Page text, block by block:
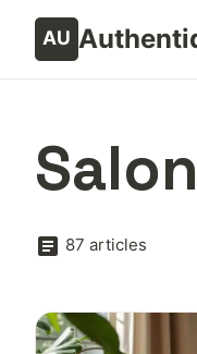
Salon
87 articles